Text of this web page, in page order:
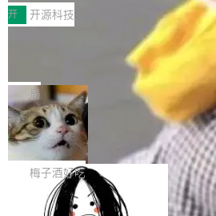
持续开源更多基于UCL-Engine的高性能
件。 腾讯网平团队在UCL-MPComm中
个独立于业务线程的全局通信引擎（
经开始引入 AI Coding 工具，通过调用
型或企业内部部署模型提升研发效率。
Coding 从个人辅助工具逐步走向团队级
级应用，企业在规模化落地过程中，对
可控性和代码质量提出了更高要求。 首
安全与合规要求。对于大多数普通研发
有云模型能够满足快速试用和效率提升
但对于金融、能源、医疗等对数据安全
智能应用典型案例名单》，集中展示人
各领域的应用成果，覆盖技术底座、行
产品应用、支撑保障、专题等五大方向。
AI算力网关（AI创新平台）成功入选！
各业的Agent走向规模化建设，算力构成
渐丰富，用户关注的重点也在发生变化
让AI用起来，还要进一步看清混合算力
Token花在哪里、算力是否被充分利用
续增长的AI成本该如何优化。 深信服AI
正是围绕这些实际问题，从Token治理
理两个方面，让用户的每一份算力都看
开 开源科技
Jeff Dean 离开 Google：一个时代
束，一个实验室的开始
Google 员工编号 20。MapReduce 作
Bigtable 作者之一。TensorFlow 的作
Gemini 的架构师。Google 首席科学家
ean 在 Google 工作了 27 年后，宣布
不是一个人走。一同离开的还有 Sanjay
wat（Google 员工编号 23，Jeff Dean
年的编程搭档，MapReduce 和
作者）、Quoc Le（Google 大脑核心成
局
🔥 SolonCode v2026.8.4 发布：界
字体可调、22 种语言、记忆搜索增
打开终端就能上岗的全中文编码智能体
把「看得清、用母语、记得住」三件事
齐。 SolonCode 是什么 SolonCode 是
耳科技研发的企业级终端编码智能体
梅子酒好吃
让“代码语义理解”深度释放AI